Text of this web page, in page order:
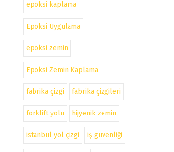
epoksi kaplama
Epoksi Uygulama
epoksi zemin
Epoksi Zemin Kaplama
fabrika çizgi fabrika çizgileri
forklift yolu hijyenik zemin
istanbul yol çizgi iş güvenliği